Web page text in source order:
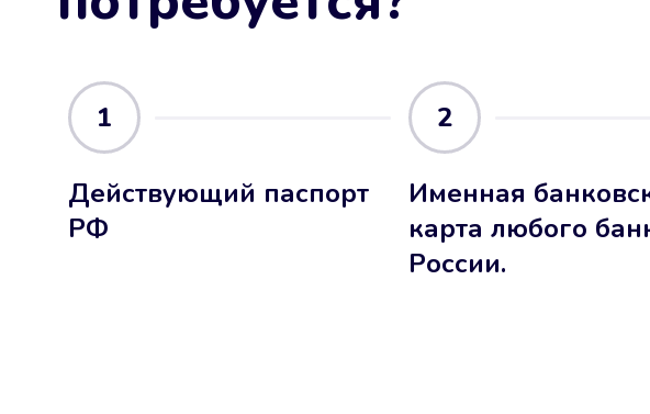
1
Действующий паспорт
РФ
2
Именная
карта любого
России.